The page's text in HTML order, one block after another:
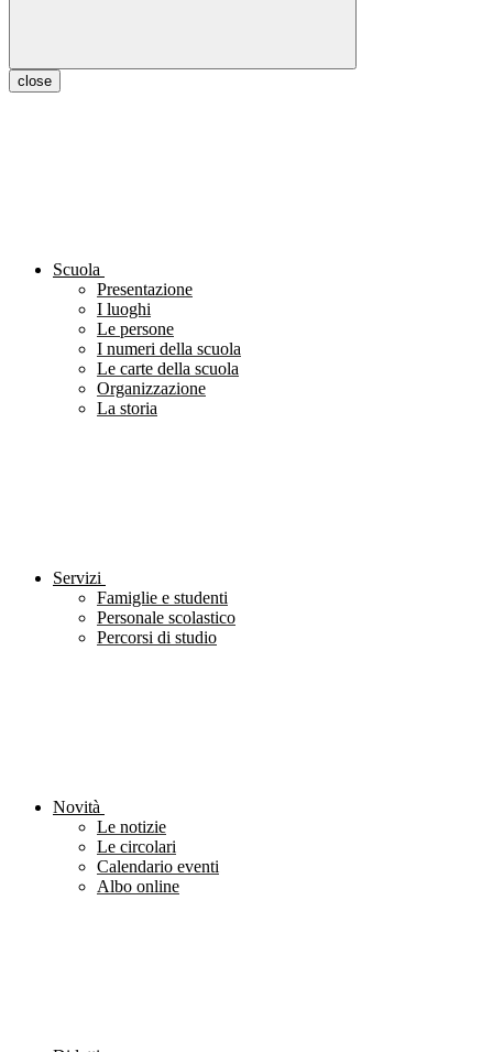
close
Scuola
Presentazione
I luoghi
Le persone
I numeri della scuola
Le carte della scuola
Organizzazione
La storia
Servizi
Famiglie e studenti
Personale scolastico
Percorsi di studio
Novità
Le notizie
Le circolari
Calendario eventi
Albo online